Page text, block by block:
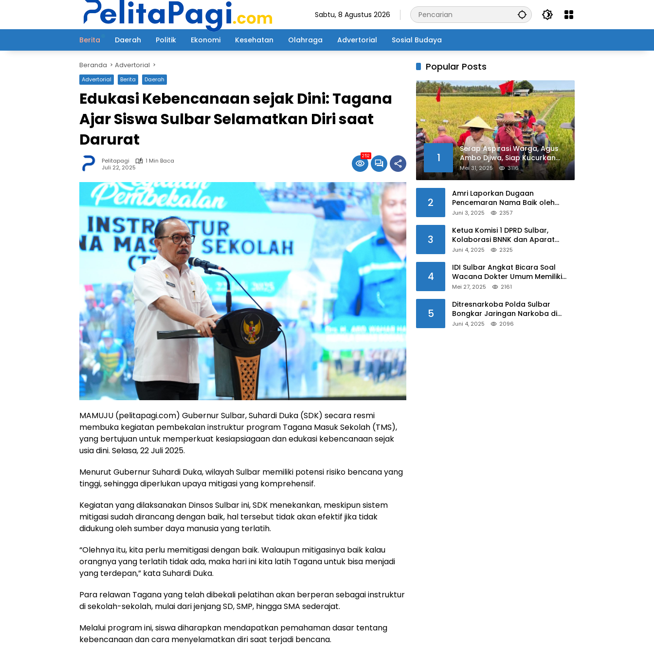
Sabtu, 8 Agustus 2026
Berita Daerah Politik Ekonomi Kesehatan Olahraga Advertorial Sosial Budaya
Beranda Advertorial
Advertorial Berita Daerah
Edukasi Kebencanaan sejak Dini: Tagana
Ajar Siswa Sulbar Selamatkan Diri saat
Darurat
Pelitapagi
1 Min Baca
Juli 22, 2025
252
MAMUJU (pelitapagi.com) Gubernur Sulbar, Suhardi Duka (SDK) secara resmi
membuka kegiatan pembekalan instruktur program Tagana Masuk Sekolah (TMS),
yang bertujuan untuk memperkuat kesiapsiagaan dan edukasi kebencanaan sejak
usia dini. Selasa, 22 Juli 2025.
Menurut Gubernur Suhardi Duka, wilayah Sulbar memiliki potensi risiko bencana yang
tinggi, sehingga diperlukan upaya mitigasi yang komprehensif.
Kegiatan yang dilaksanakan Dinsos Sulbar ini, SDK menekankan, meskipun sistem
mitigasi sudah dirancang dengan baik, hal tersebut tidak akan efektif jika tidak
didukung oleh sumber daya manusia yang terlatih.
“Olehnya itu, kita perlu memitigasi dengan baik. Walaupun mitigasinya baik kalau
orangnya yang terlatih tidak ada, maka hari ini kita latih Tagana untuk bisa menjadi
yang terdepan,” kata Suhardi Duka.
Para relawan Tagana yang telah dibekali pelatihan akan berperan sebagai instruktur
di sekolah-sekolah, mulai dari jenjang SD, SMP, hingga SMA sederajat.
Melalui program ini, siswa diharapkan mendapatkan pemahaman dasar tentang
kebencanaan dan cara menyelamatkan diri saat terjadi bencana.
Popular Posts
1
Serap Aspirasi Warga, Agus
Ambo Djiwa, Siap Kucurkan
Bantuan Pertanian di Kalukku
Mei 31, 2025 3116
2
Amri Laporkan Dugaan
Pencemaran Nama Baik oleh
Oknum Polisi ke Propam Polda
Juni 3, 2025 2357
3
Ketua Komisi 1 DPRD Sulbar,
Kolaborasi BNNK dan Aparat
Kepolisian Tekan Penyalahgunaan
Juni 4, 2025 2325
4
IDI Sulbar Angkat Bicara Soal
Wacana Dokter Umum Memiliki
Kewenangan Operasi Caesar
Mei 27, 2025 2161
5
Ditresnarkoba Polda Sulbar
Bongkar Jaringan Narkoba di
Mamuju, Dua Pria Ditangkap! Jejak
Juni 4, 2025 2096